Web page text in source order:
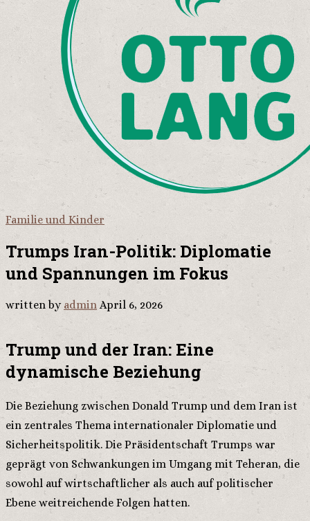
Familie und Kinder
Trumps Iran-Politik: Diplomatie
und Spannungen im Fokus
written by admin April 6, 2026
Trump und der Iran: Eine
dynamische Beziehung
Die Beziehung zwischen Donald Trump und dem Iran ist
ein zentrales Thema internationaler Diplomatie und
Sicherheitspolitik. Die Präsidentschaft Trumps war
geprägt von Schwankungen im Umgang mit Teheran, die
sowohl auf wirtschaftlicher als auch auf politischer
Ebene weitreichende Folgen hatten.